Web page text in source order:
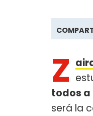
Z
todos a
será la